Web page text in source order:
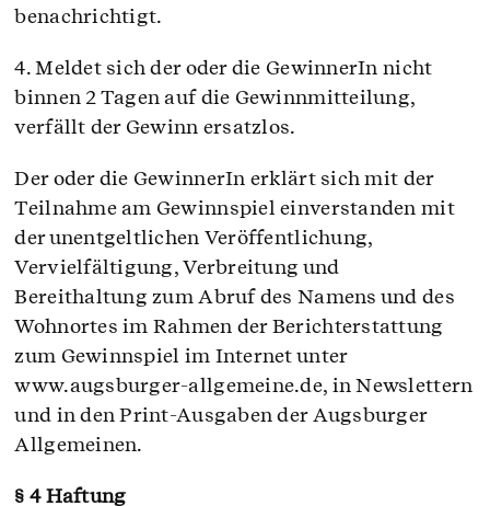
benachrichtigt.
4. Meldet sich der oder die GewinnerIn nicht
binnen 2 Tagen auf die Gewinnmitteilung,
verfällt der Gewinn ersatzlos.
Der oder die GewinnerIn erklärt sich mit der
Teilnahme am Gewinnspiel einverstanden mit
der unentgeltlichen Veröffentlichung,
Vervielfältigung, Verbreitung und
Bereithaltung zum Abruf des Namens und des
Wohnortes im Rahmen der Berichterstattung
zum Gewinnspiel im Internet unter
www.augsburger-allgemeine.de, in Newslettern
und in den Print-Ausgaben der Augsburger
Allgemeinen.
§ 4 Haftung